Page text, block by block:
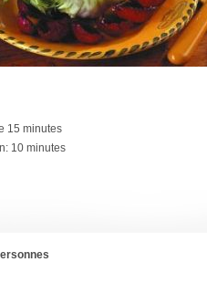
15 minutes
10 minutes